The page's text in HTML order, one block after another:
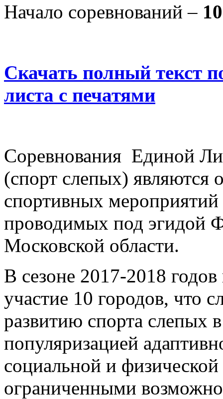
Начало соревнований –
Скачать полный текст
листа с печатями
Соревнования Единой
(спорт слепых)
спортивных
проводимых под эгидой
Московской области.
В сезоне 2017-2018
участие 10 городов, что
развитию спорта слепых
популяризацией
социальной и
ограниченными